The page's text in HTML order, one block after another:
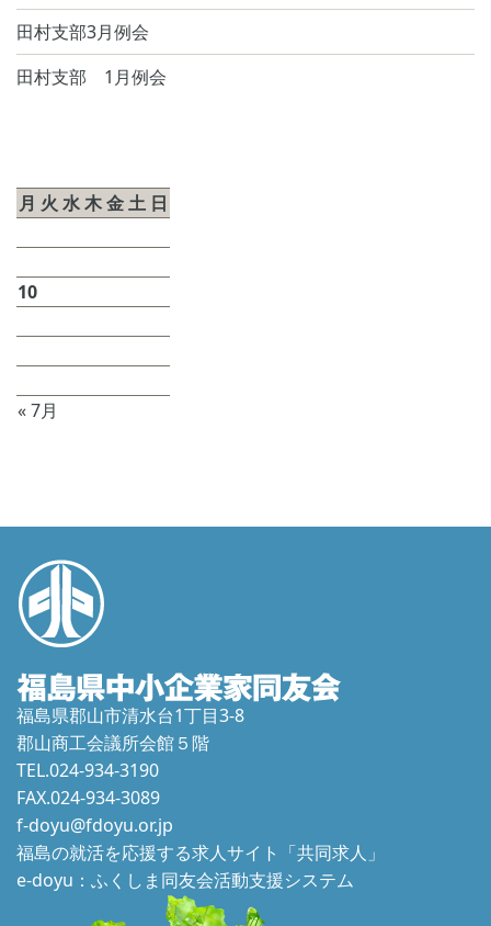
田村支部3月例会
田村支部 1月例会
月 火 水木金土 日
« 7月
10
福島県郡山市清水台1丁目3-8
郡山商工会議所会館５階
TEL.024-934-3190
FAX.024-934-3089
f-doyu@fdoyu.or.jp
福島の就活を応援する求人サイト「共同求人」
e-doyu：ふくしま同友会活動支援システム